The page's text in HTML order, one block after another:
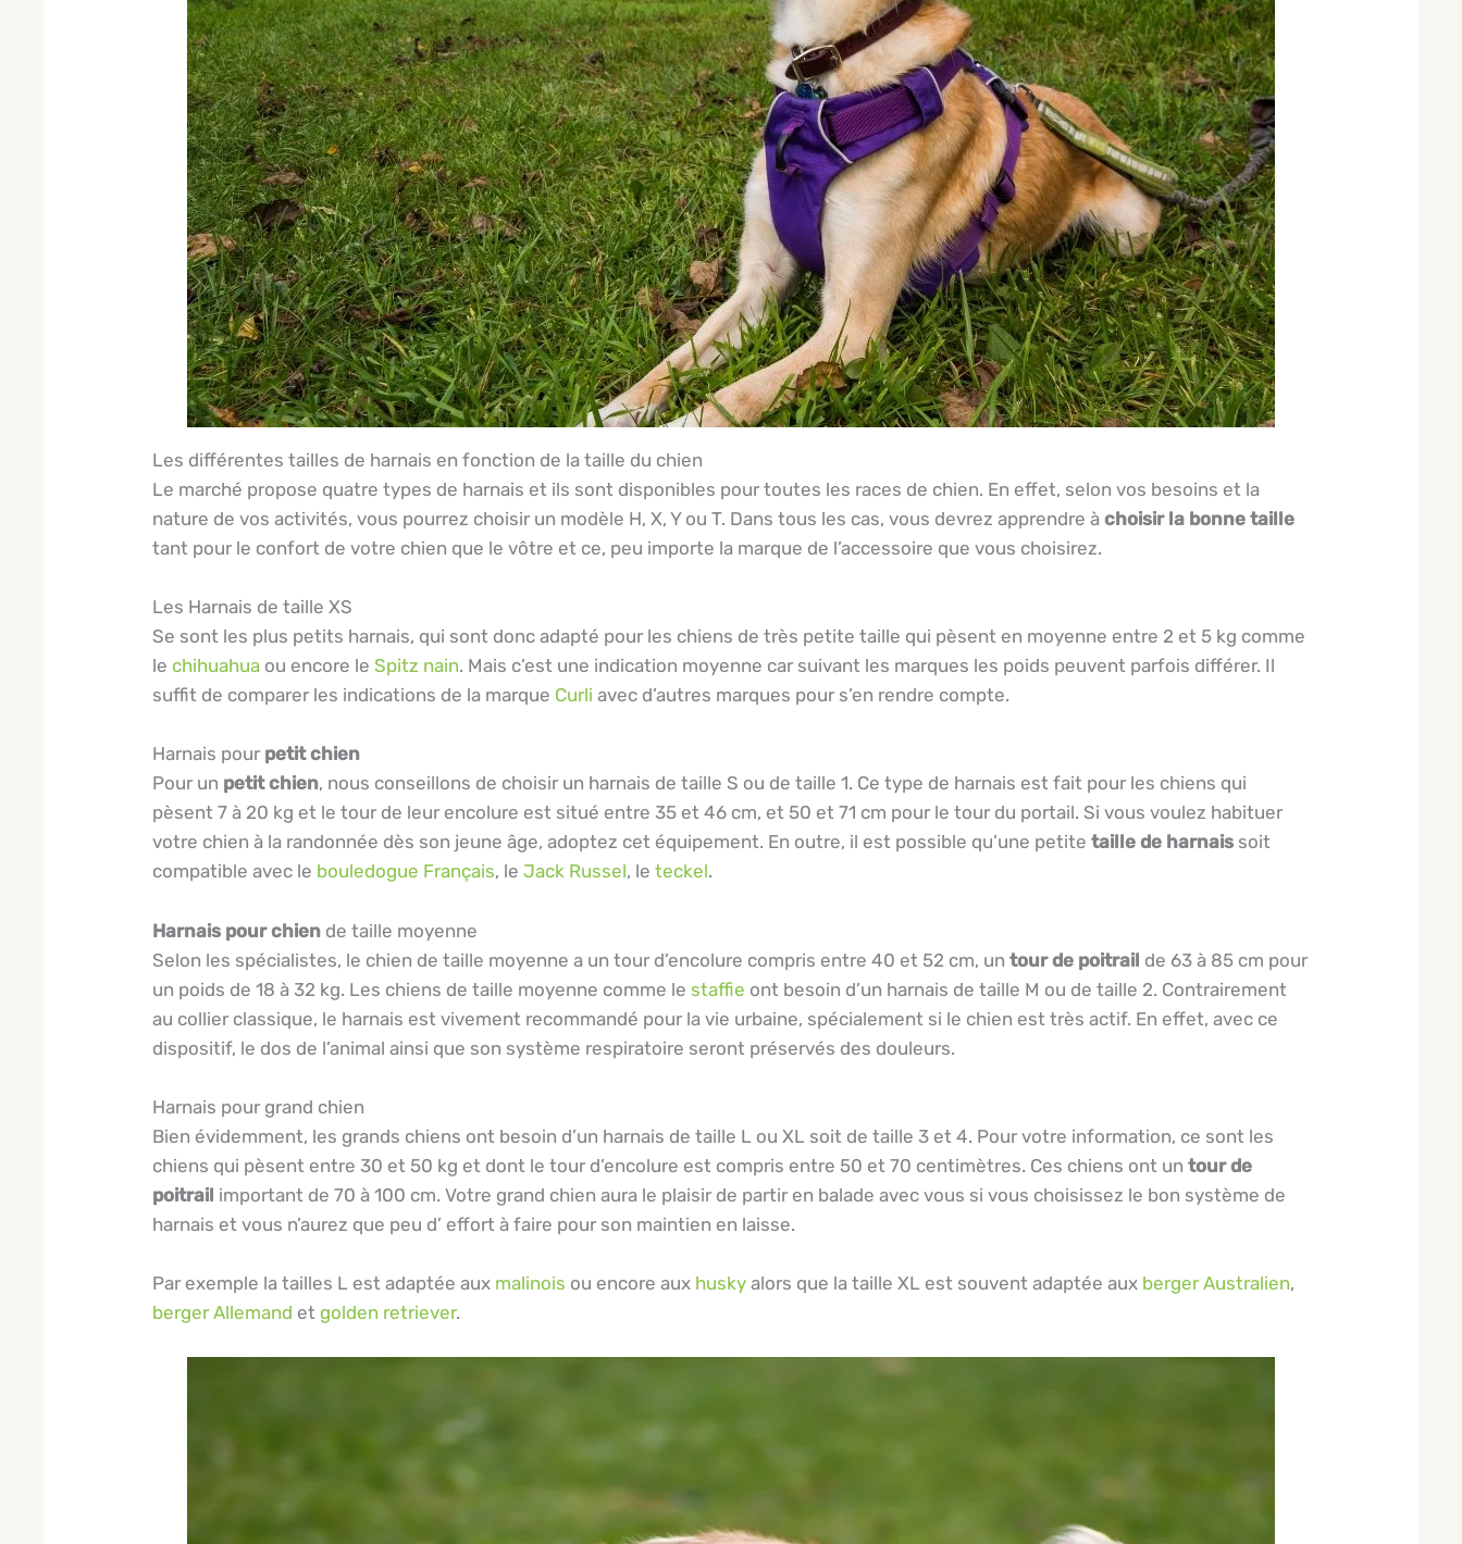
Les différentes tailles de harnais en fonction de la taille du chien
​Le marché propose quatre types de harnais et ils sont disponibles pour toutes les races de chien. En effet, selon vos besoins et la
nature de vos activités, vous pourrez choisir un modèle H, X, Y ou T. Dans tous les cas, vous devrez apprendre à choisir la bonne taille
tant pour le confort de votre chien que le vôtre et ce, peu importe la marque de l’accessoire que vous choisirez.
Les Harnais de taille XS
Se sont les plus petits harnais, qui sont donc adapté pour les chiens de très petite taille qui pèsent en moyenne entre 2 et 5 kg comme
le chihuahua ou encore le Spitz nain. Mais c’est une indication moyenne car suivant les marques les poids peuvent parfois différer. Il
suffit de comparer les indications de la marque Curli avec d’autres marques pour s’en rendre compte.
Harnais pour petit chien
Pour un petit chien, nous conseillons de choisir un harnais de taille S ou de taille 1. Ce type de harnais est fait pour les chiens qui
pèsent 7 à 20 kg et le tour de leur encolure est situé entre 35 et 46 cm, et 50 et 71 cm pour le tour du portail. Si vous voulez habituer
votre chien à la randonnée dès son jeune âge, adoptez cet équipement. En outre, il est possible qu’une petite taille de harnais soit
compatible avec le bouledogue Français, le Jack Russel, le teckel.
Harnais pour chien de taille moyenne
Selon les spécialistes, le chien de taille moyenne a un tour d’encolure compris entre 40 et 52 cm, un tour de poitrail de 63 à 85 cm pour
un poids de 18 à 32 kg. Les chiens de taille moyenne comme le staffie ont besoin d’un harnais de taille M ou de taille 2. Contrairement
au collier classique, le harnais est vivement recommandé pour la vie urbaine, spécialement si le chien est très actif. En effet, avec ce
dispositif, le dos de l’animal ainsi que son système respiratoire seront préservés des douleurs.
Harnais pour grand chien
Bien évidemment, les grands chiens ont besoin d’un harnais de taille L ou XL soit de taille 3 et 4. Pour votre information, ce sont les
chiens qui pèsent entre 30 et 50 kg et dont le tour d’encolure est compris entre 50 et 70 centimètres. Ces chiens ont un tour de
poitrail important de 70 à 100 cm. Votre grand chien aura le plaisir de partir en balade avec vous si vous choisissez le bon système de
harnais et vous n’aurez que peu d’ effort à faire pour son maintien en laisse.
Par exemple la tailles L est adaptée aux malinois ou encore aux husky alors que la taille XL est souvent adaptée aux berger Australien,
berger Allemand et golden retriever.